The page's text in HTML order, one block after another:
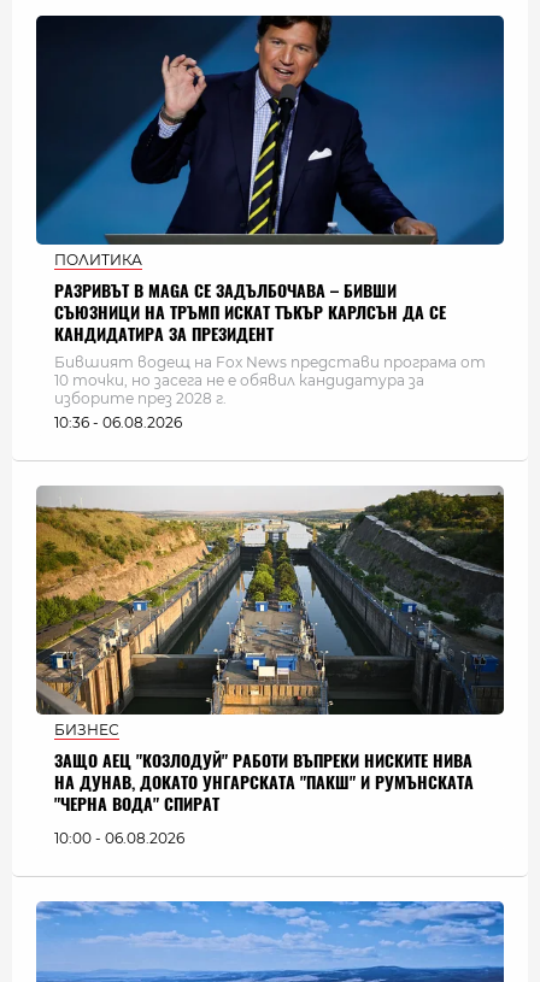
ПОЛИТИКА
РАЗРИВЪТ В MAGA СЕ ЗАДЪЛБОЧАВА – БИВШИ
СЪЮЗНИЦИ НА ТРЪМП ИСКАТ ТЪКЪР КАРЛСЪН ДА СЕ
КАНДИДАТИРА ЗА ПРЕЗИДЕНТ
Бившият водещ на Fox News представи програма от
10 точки, но засега не е обявил кандидатура за
изборите през 2028 г.
10:36 - 06.08.2026
БИЗНЕС
ЗАЩО АЕЦ "КОЗЛОДУЙ" РАБОТИ ВЪПРЕКИ НИСКИТЕ НИВА
НА ДУНАВ, ДОКАТО УНГАРСКАТА "ПАКШ" И РУМЪНСКАТА
"ЧЕРНА ВОДА" СПИРАТ
10:00 - 06.08.2026